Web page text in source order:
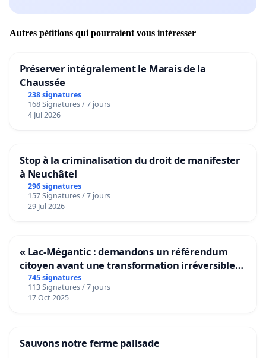
Autres pétitions qui pourraient vous intéresser
Préserver intégralement le Marais de la
Chaussée
238 signatures
168 Signatures / 7 jours
4 Jul 2026
Stop à la criminalisation du droit de manifester
à Neuchâtel
296 signatures
157 Signatures / 7 jours
29 Jul 2026
« Lac-Mégantic : demandons un référendum
citoyen avant une transformation irréversible
de notre territoire »
745 signatures
113 Signatures / 7 jours
17 Oct 2025
Sauvons notre ferme pallsade